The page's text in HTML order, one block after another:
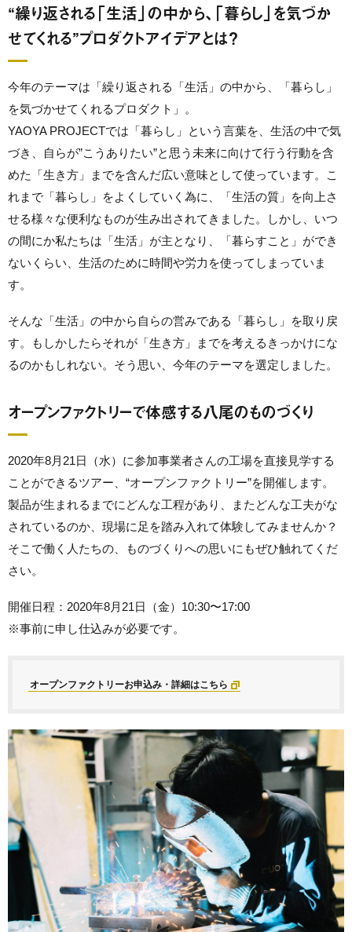
“繰り返される「生活」の中から、「暮らし」を気づか
せてくれる”プロダクトアイデアとは？
今年のテーマは「繰り返される「生活」の中から、「暮らし」
を気づかせてくれるプロダクト」。
YAOYA PROJECTでは「暮らし」という言葉を、生活の中で気
づき、自らが”こうありたい”と思う未来に向けて行う行動を含
めた「生き方」までを含んだ広い意味として使っています。こ
れまで「暮らし」をよくしていく為に、「生活の質」を向上さ
せる様々な便利なものが生み出されてきました。しかし、いつ
の間にか私たちは「生活」が主となり、「暮らすこと」ができ
ないくらい、生活のために時間や労力を使ってしまっていま
す。
そんな「生活」の中から自らの営みである「暮らし」を取り戻
す。もしかしたらそれが「生き方」までを考えるきっかけにな
るのかもしれない。そう思い、今年のテーマを選定しました。
オープンファクトリーで体感する八尾のものづくり
2020年8月21日（水）に参加事業者さんの工場を直接見学する
ことができるツアー、“オープンファクトリー”を開催します。
製品が生まれるまでにどんな工程があり、またどんな工夫がな
されているのか、現場に足を踏み入れて体験してみませんか？
そこで働く人たちの、ものづくりへの思いにもぜひ触れてくだ
さい。
開催日程：2020年8月21日（金）10:30〜17:00
※事前に申し仕込みが必要です。
オープンファクトリーお申込み・詳細はこちら